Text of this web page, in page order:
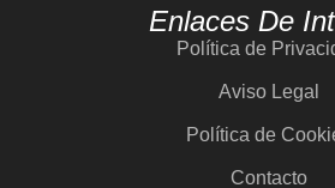
Enlaces De
Política de
Aviso Legal
Política de
Contacto